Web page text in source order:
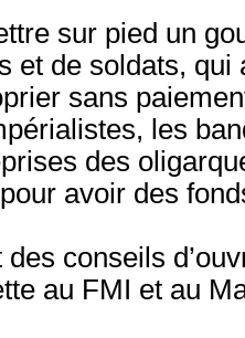
sur pied un
et de soldats,
sans
les
des
avoir des
conseils
au FMI et au